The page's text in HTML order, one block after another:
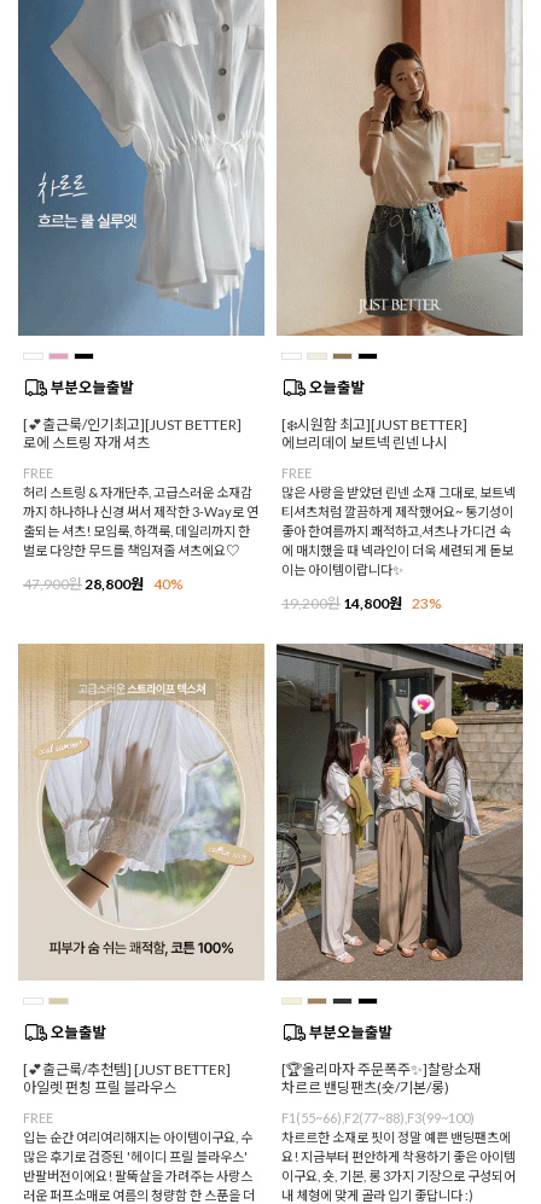
[💕출근룩/인기최고][JUST BETTER]
로에 스트링 자개 셔츠
FREE
허리 스트링 & 자개단추, 고급스러운 소재감
까지 하나하나 신경 써서 제작한 3-Way로 연
출되는 셔츠! 모임룩, 하객룩, 데일리까지 한
벌로 다양한 무드를 책임져줄 셔츠에요♡
47,900원 28,800원 40%
[❄️시원함 최고][JUST BETTER]
에브리데이 보트넥 린넨 나시
FREE
많은 사랑을 받았던 린넨 소재 그대로, 보트넥
티셔츠처럼 깔끔하게 제작했어요~ 통기성이
좋아 한여름까지 쾌적하고,셔츠나 가디건 속
에 매치했을 때 넥라인이 더욱 세련되게 돋보
이는 아이템이랍니다✨
19,200원 14,800원 23%
[💕출근룩/추천템] [JUST BETTER]
아일렛 펀칭 프릴 블라우스
FREE
입는 순간 여리여리해지는 아이템이구요, 수
많은 후기로 검증된 '헤이디 프릴 블라우스'
반팔버전이에요! 팔뚝살을 가려주는 사랑스
러운 퍼프소매로 여름의 청량함 한 스푼을 더
[🏆올리마자 주문폭주✨]찰랑소재
차르르 밴딩팬츠(숏/기본/롱)
F1(55~66),F2(77~88),F3(99~100)
차르르한 소재로 핏이 정말 예쁜 밴딩팬츠에
요! 지금부터 편안하게 착용하기 좋은 아이템
이구요, 숏, 기본, 롱 3가지 기장으로 구성되어
내 체형에 맞게 골라 입기 좋답니다 :)